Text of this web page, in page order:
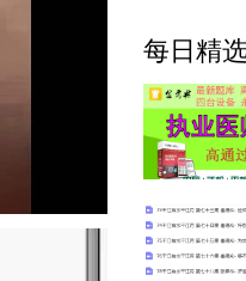
每日精